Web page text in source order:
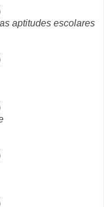
aptitudes escolares